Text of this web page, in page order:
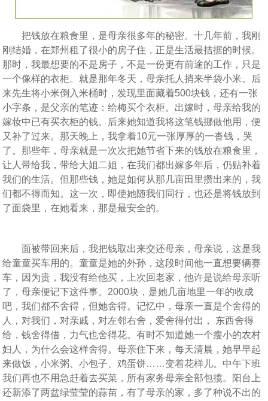
把钱放在粮食里，是母亲很多年的秘密。十几年前，我刚
刚结婚，在郑州租了很小的房子住，正是生活最拮据的时候。
那时，我最想要的不是房子，不是一份更有前途的工作，只是
一个像样的衣柜。就是那年冬天，母亲托人捎来半袋小米。后
来先生将小米倒入米桶时，发现里面藏着500块钱，还有一张
小字条，是父亲的笔迹：给梅买个衣柜。出嫁时，母亲给我的
嫁妆中已有买衣柜的钱。后来她知道我将这笔钱挪做他用，便
又补了过来。那天晚上，我拿着10元一张厚厚的一沓钱，哭
了。那些年，母亲就是一次次把她节省下来的钱放在粮食里，
让人带给我，带给大姐二姐，在我们都出嫁多年后，仍贴补着
我们的生活。但那些钱，她是如何从那几亩田里攒出来的，我
们都不得而知。这一次，即使她随我们同行，也还是将钱放到
了面袋里，在她看来，那是最安全的。
面被带回来后，我把钱取出来交还母亲，母亲说，这是我
给童童买车用的。童童是她的外孙，这段时间他一直想要辆赛
车，因为贵，我没有给他买，上次回老家，他许是说给母亲听
了，母亲便记下这件事。2000块，是她几亩地里一年的收成
吧，我们都不舍得，但她舍得。记忆中，母亲一直是个舍得的
人，对我们，对亲戚，对左邻右舍，爱舍得付出， 东西舍得
给，钱舍得借，力气也舍得花。有时不知道她一个瘦小的农村
妇人，为什么会这样舍得。母亲住下来，每天清晨，她早早起
来做饭，小米粥、小包子、鸡蛋饼……变着花样儿。中午下班
我们再也不用急赶着去买菜，所有家务母亲全部包揽。阳台上
还新添了两盆绿莹莹的蒜苗，有了母亲的家，多了种说不出的